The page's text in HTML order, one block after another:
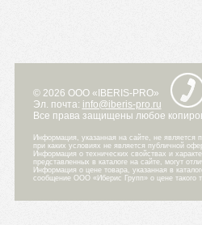
© 2026 ООО «IBERIS-PRO»
Эл. почта: info@iberis-pro.ru
Все права защищены любое
Информация, указанная на сайте, не является
при каких условиях не является публичной
Информация о технических свойствах и
представленных в каталоге на сайте, могут
Информация о цене товара, указанная в
сообщение ООО «Иберис Групп» о цене такого